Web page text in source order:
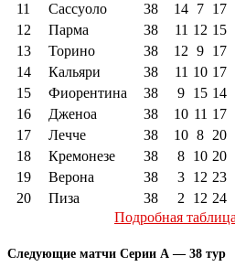
11
Сассуоло 38 14 7 17
12
Парма 38 11 12 15
13
Торино 38 12 9 17
14
Кальяри 38 11 10 17
15
Фиорентина 38 9 15 14
16
Дженоа 38 10 11 17
17
Лечче 38 10 8 20
18
Кремонезе 38 8 10 20
19
Верона 38 3 12 23
20
Пиза 38 2 12 24
Подробная
Следующие матчи Серии А — 38 тур